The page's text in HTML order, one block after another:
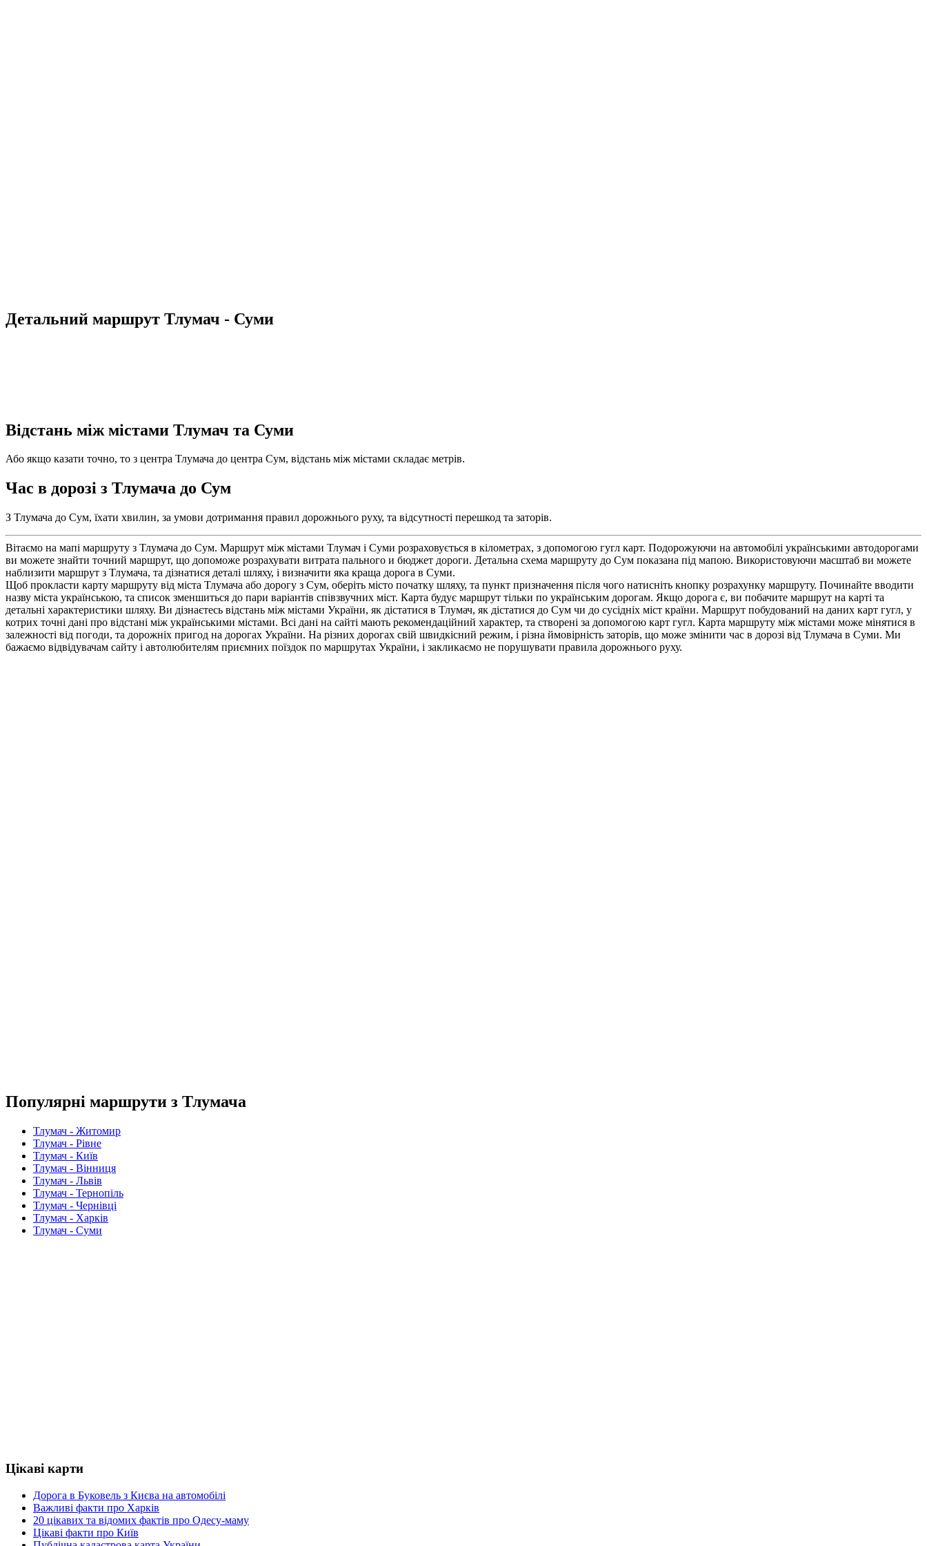
Детальний маршрут Тлумач - Суми
Відстань між містами Тлумач та Суми
Або якщо казати точно, то з центра Тлумача до центра Сум, відстань між містами складає метрів.
Час в дорозі з Тлумача до Сум
З Тлумача до Сум, їхати хвилин, за умови дотримання правил дорожнього руху, та відсутності перешкод та заторів.
Вітаємо на мапі маршруту з Тлумача до Сум. Маршрут між містами Тлумач і Суми розраховується в кілометрах, з допомогою гугл карт. Подорожуючи на автомобілі українськими автодорогами
ви можете знайти точний маршрут, що допоможе розрахувати витрата пального и бюджет дороги. Детальна схема маршруту до Сум показана під мапою. Використовуючи масштаб ви можете
наблизити маршрут з Тлумача, та дізнатися деталі шляху, і визначити яка краща дорога в Суми.
Щоб прокласти карту маршруту від міста Тлумача або дорогу з Сум, оберіть місто початку шляху, та пункт призначення після чого натисніть кнопку розрахунку маршруту. Починайте вводити
назву міста українською, та список зменшиться до пари варіантів співзвучних міст. Карта будує маршрут тільки по українським дорогам. Якщо дорога є, ви побачите маршрут на карті та
детальні характеристики шляху. Ви дізнаєтесь відстань між містами України, як дістатися в Тлумач, як дістатися до Сум чи до сусідніх міст країни. Маршрут побудований на даних карт гугл, у
котрих точні дані про відстані між українськими містами. Всі дані на сайті мають рекомендаційний характер, та створені за допомогою карт гугл. Карта маршруту між містами може мінятися в
залежності від погоди, та дорожніх пригод на дорогах України. На різних дорогах свій швидкісний режим, і різна ймовірність заторів, що може змінити час в дорозі від Тлумача в Суми. Ми
бажаємо відвідувачам сайту і автолюбителям приємних поїздок по маршрутах України, і закликаємо не порушувати правила дорожнього руху.
Популярні маршрути з Тлумача
Тлумач - Житомир
Тлумач - Рівне
Тлумач - Київ
Тлумач - Вінниця
Тлумач - Львів
Тлумач - Тернопіль
Тлумач - Чернівці
Тлумач - Харків
Тлумач - Суми
Цікаві карти
Дорога в Буковель з Києва на автомобілі
Важливі факти про Харків
20 цікавих та відомих фактів про Одесу-маму
Цікаві факти про Київ